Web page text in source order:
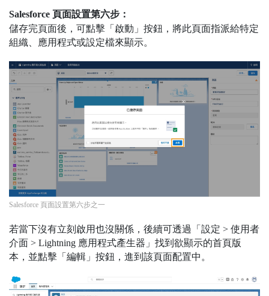
Salesforce 頁面設置第六步：
儲存完頁面後，可點擊「啟動」按鈕，將此頁面指派給特定
組織、應用程式或設定檔來顯示。
Salesforce 頁面設置第六步之一
若當下沒有立刻啟用也沒關係，後續可透過「設定 > 使用者
介面 > Lightning 應用程式產生器」找到欲顯示的首頁版
本，並點擊「編輯」按鈕，進到該頁面配置中。